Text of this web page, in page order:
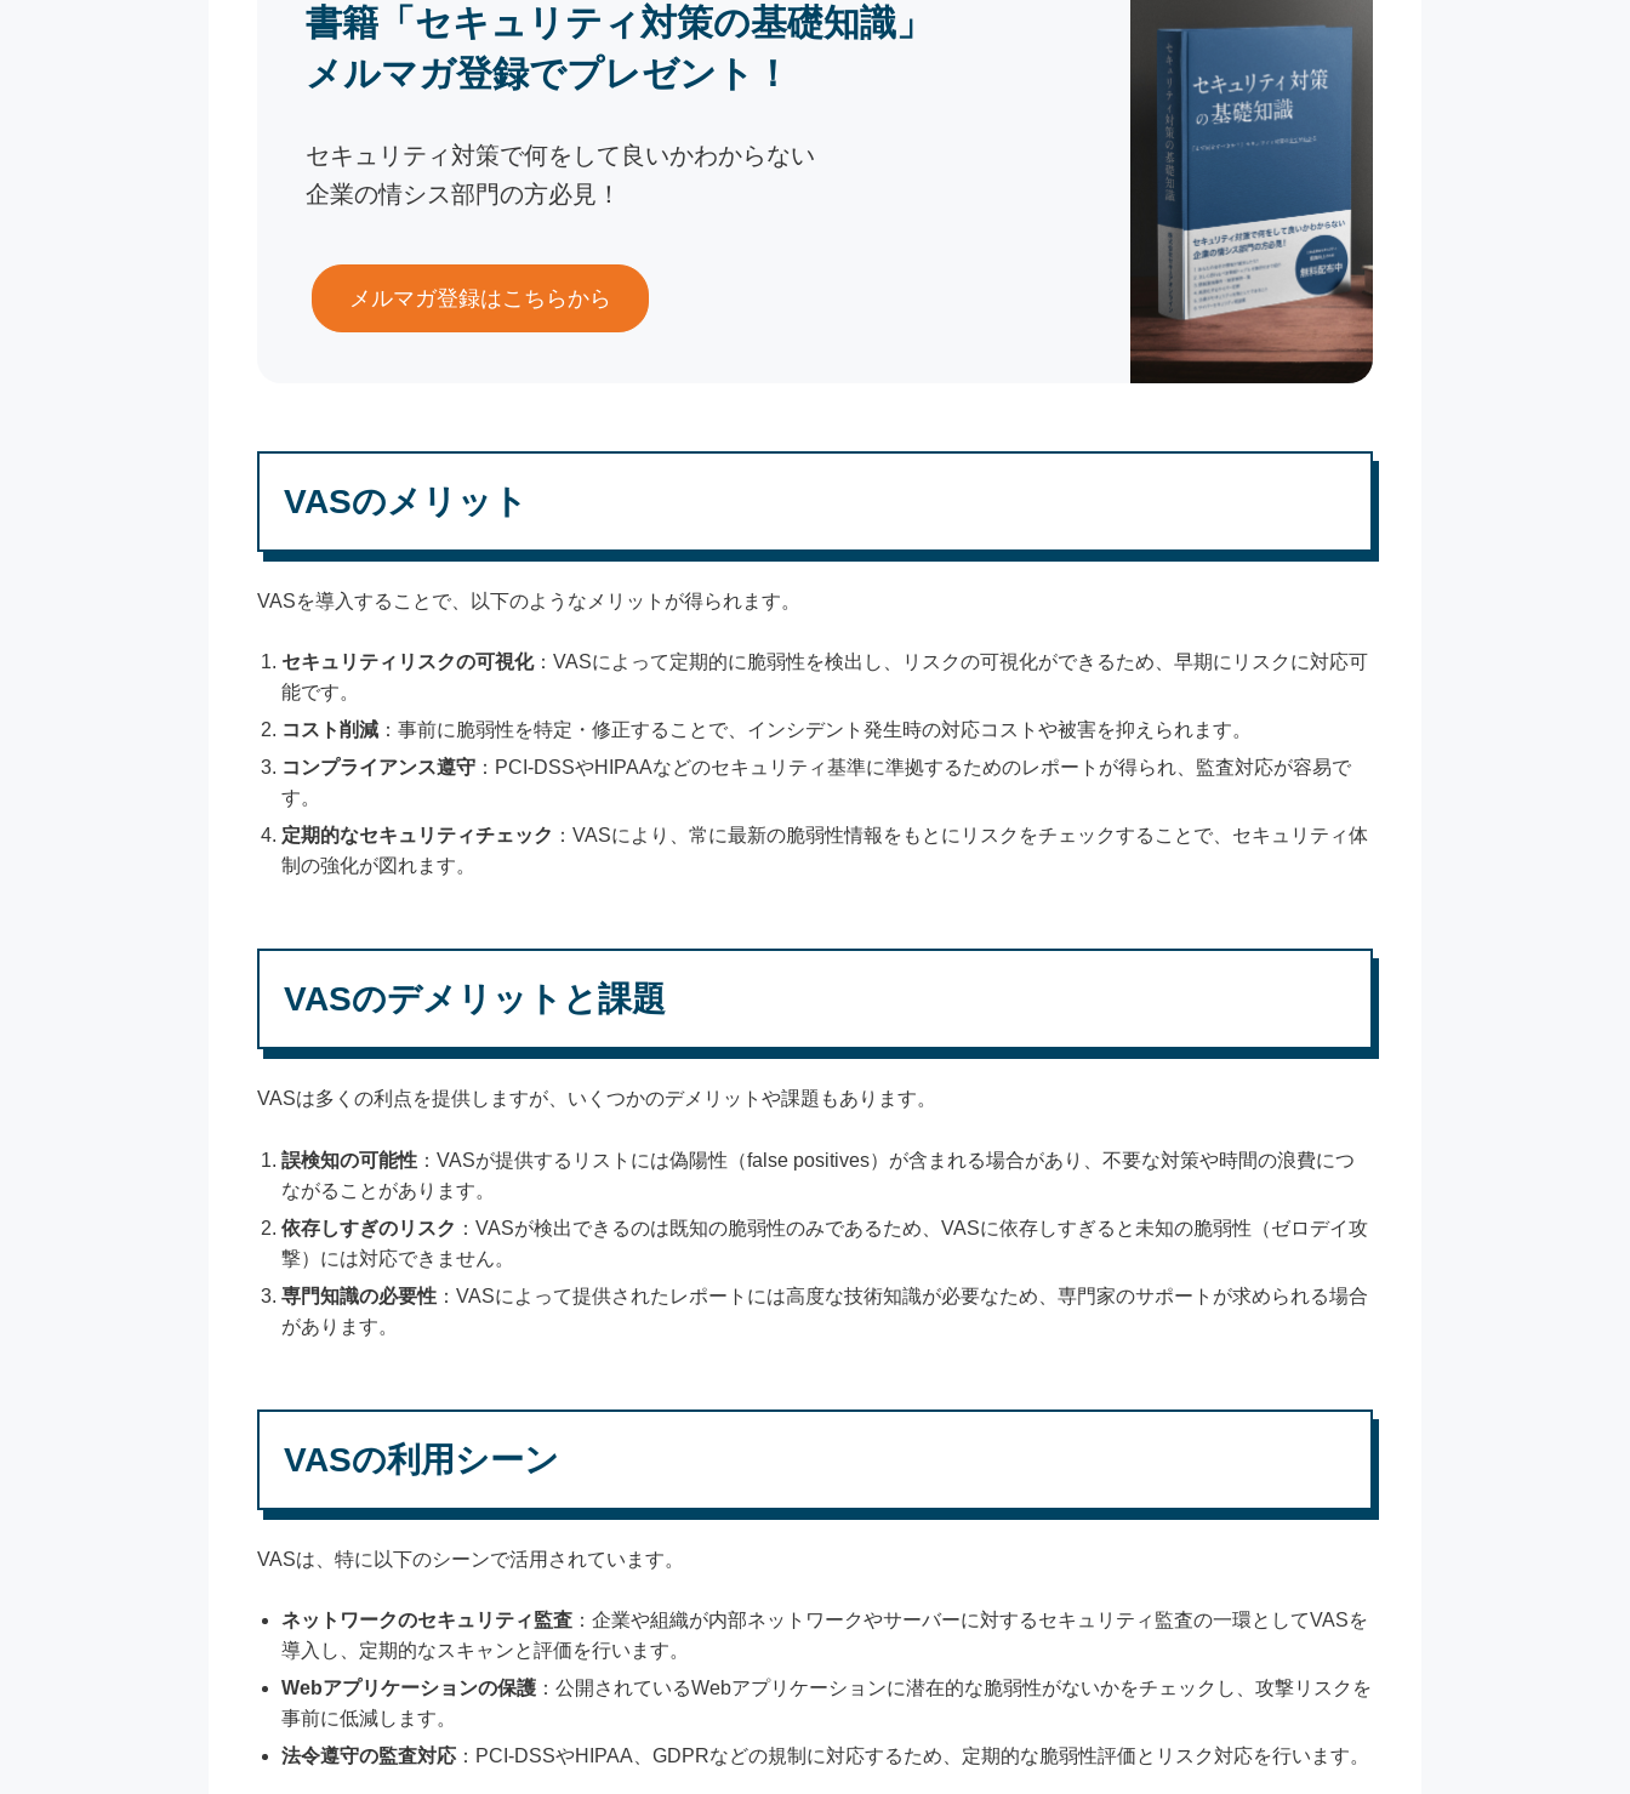
書籍「セキュリティ対策の基礎知識」
メルマガ登録でプレゼント！
セキュリティ対策で何をして良いかわからない
企業の情シス部門の方必見！
メルマガ登録はこちらから
VASのメリット
VASを導入することで、以下のようなメリットが得られます。
セキュリティリスクの可視化：VASによって定期的に脆弱性を検出し、リスクの可視化ができるため、早期にリスクに対応可
能です。
コスト削減 ：事前に脆弱性を特定・修正することで、インシデント発生時の対応コストや被害を抑えられます。
コンプライアンス遵守 ：PCI-DSSやHIPAAなどのセキュリティ基準に準拠するためのレポートが得られ、監査対応が容易で
す。
定期的なセキュリティチェック ：VASにより、常に最新の脆弱性情報をもとにリスクをチェックすることで、セキュリティ体
制の強化が図れます。
VASのデメリットと課題
VASは多くの利点を提供しますが、いくつかのデメリットや課題もあります。
誤検知の可能性 ：VASが提供するリストには偽陽性（false positives）が含まれる場合があり、不要な対策や時間の浪費につ
ながることがあります。
依存しすぎのリスク ：VASが検出できるのは既知の脆弱性のみであるため、VASに依存しすぎると未知の脆弱性（ゼロデイ攻
撃）には対応できません。
専門知識の必要性 ：VASによって提供されたレポートには高度な技術知識が必要なため、専門家のサポートが求められる場合
があります。
VASの利用シーン
VASは、特に以下のシーンで活用されています。
ネットワークのセキュリティ監査 ：企業や組織が内部ネットワークやサーバーに対するセキュリティ監査の一環としてVASを
導入し、定期的なスキャンと評価を行います。
Webアプリケーションの保護 ：公開されているWebアプリケーションに潜在的な脆弱性がないかをチェックし、攻撃リスクを
事前に低減します。
法令遵守の監査対応 ：PCI-DSSやHIPAA、GDPRなどの規制に対応するため、定期的な脆弱性評価とリスク対応を行います。